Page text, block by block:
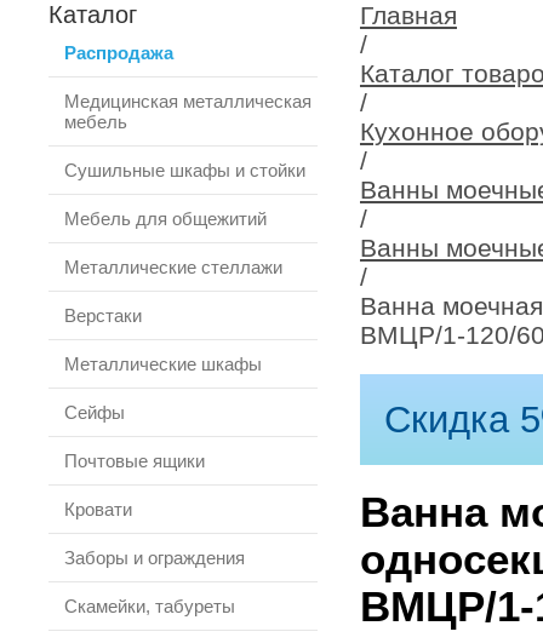
Каталог
Распродажа
Медицинская металлическая
мебель
Сушильные шкафы и стойки
Мебель для общежитий
Металлические стеллажи
Верстаки
Металлические шкафы
Сейфы
Почтовые ящики
Кровати
Заборы и ограждения
Скамейки, табуреты
Главная
/
Каталог
/
Кухонное
/
Ванны
/
Ванны
/
Ванна
ВМЦР/1-120/
Скидка
Ванна
ВМЦР/1-